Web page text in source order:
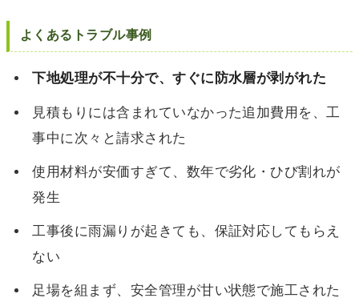
よくあるトラブル事例
下地処理が不十分で、すぐに防水層が剥がれた
見積もりには含まれていなかった追加費用を、工
事中に次々と請求された
使用材料が安価すぎて、数年で劣化・ひび割れが
発生
工事後に雨漏りが起きても、保証対応してもらえ
ない
足場を組まず、安全管理が甘い状態で施工された